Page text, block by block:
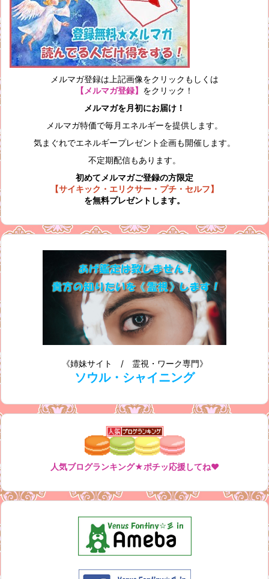
メルマガ登録は上記画像をクリックもしくは
【メルマガ登録】 をクリック！
メルマガを月初にお届け！
メルマガ特価で毎月エネルギーを提供します。
気まぐれでエネルギープレゼント企画も開催します。
不定期配信もあります。
初めてメルマガご登録の方限定
【サイキック・エリクサー・プチ・セルフ】
を無料プレゼントします。
《姉妹サイト / 霊視・ワーク専門》
ソウル・シャイニング
人気ブログランキング★ポチッ応援してね♥